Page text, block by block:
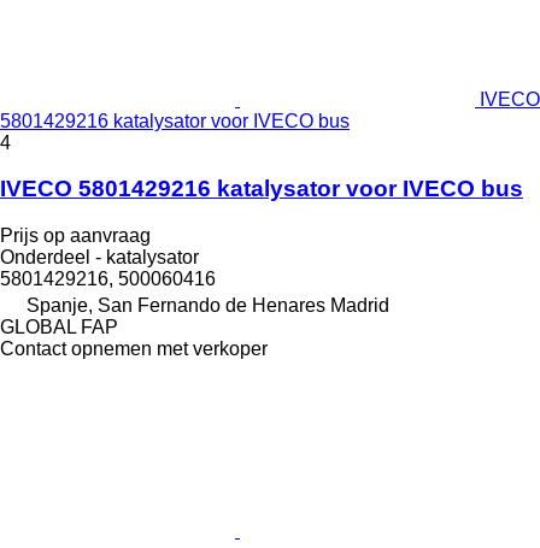
IVECO
5801429216 katalysator voor IVECO bus
4
IVECO 5801429216 katalysator voor IVECO bus
Prijs op aanvraag
Onderdeel - katalysator
5801429216, 500060416
Spanje, San Fernando de Henares Madrid
GLOBAL FAP
Contact opnemen met verkoper